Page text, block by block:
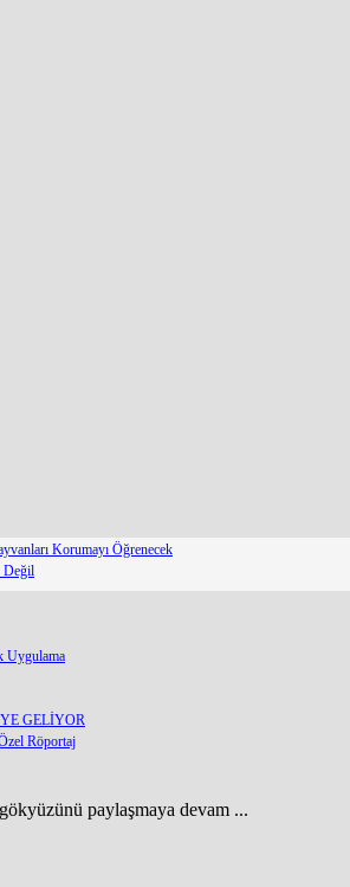
Korumayı Öğrenecek
Değil
Uygulama
GELİYOR
Röportaj
paylaşmaya devam ...